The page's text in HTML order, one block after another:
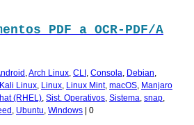
PDF a OCR-PDF/A
,Arch Linux, CLI , Consola, Debian,
Kali Linux, Linux, Linux Mint, macOS, Manjaro
(RHEL), Sist. Operativos, Sistema, snap,
, Ubuntu, Windows 0